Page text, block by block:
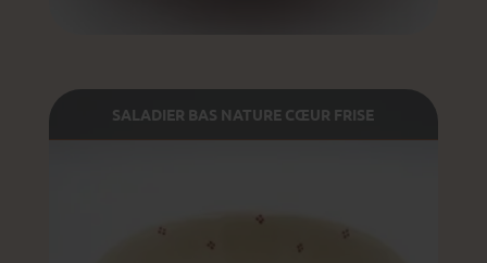
SALADIER BAS NATURE CŒUR FRISE